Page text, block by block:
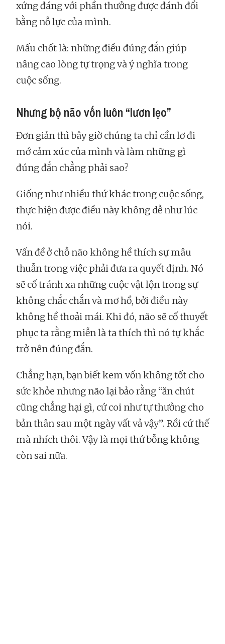
xứng đáng với phần thưởng được đánh đổi
bằng nỗ lực của mình.
Mấu chốt là: những điều đúng đắn giúp
nâng cao lòng tự trọng và ý nghĩa trong
cuộc sống.
Nhưng bộ não vốn luôn “lươn lẹo”
Đơn giản thì bây giờ chúng ta chỉ cần lơ đi
mớ cảm xúc của mình và làm những gì
đúng đắn chẳng phải sao?
Giống như nhiều thứ khác trong cuộc sống,
thực hiện được điều này không dễ như lúc
nói.
Vấn đề ở chỗ não không hề thích sự mâu
thuẫn trong việc phải đưa ra quyết định. Nó
sẽ cố tránh xa những cuộc vật lộn trong sự
không chắc chắn và mơ hồ, bởi điều này
không hề thoải mái. Khi đó, não sẽ cố thuyết
phục ta rằng miễn là ta thích thì nó tự khắc
trở nên đúng đắn.
Chẳng hạn, bạn biết kem vốn không tốt cho
sức khỏe nhưng não lại bảo rằng “ăn chút
cũng chẳng hại gì, cứ coi như tự thưởng cho
bản thân sau một ngày vất vả vậy”. Rồi cứ thế
mà nhích thôi. Vậy là mọi thứ bỗng không
còn sai nữa.